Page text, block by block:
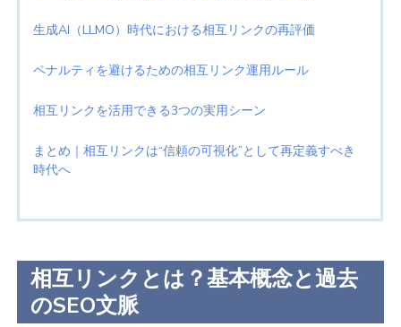
生成AI（LLMO）時代における相互リンクの再評価
ペナルティを避けるための相互リンク運用ルール
相互リンクを活用できる3つの実用シーン
まとめ｜相互リンクは“信頼の可視化”として再定義すべき
時代へ
相互リンクとは？基本概念と過去
のSEO文脈